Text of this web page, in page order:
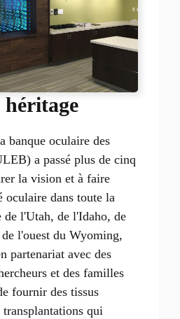
banque oculaire des
a passé plus de cinq
la vision et à faire
oculaire dans toute la
de l'Utah, de l'Idaho, de
l'ouest du Wyoming,
partenariat avec des
et des familles
fournir des tissus
transplantations qui